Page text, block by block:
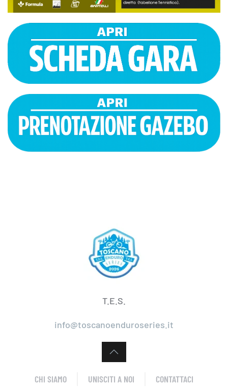
T.E.S.
info@toscanoenduroseries.it
CHI SIAMO UNISCITI A NOI CONTATTACI